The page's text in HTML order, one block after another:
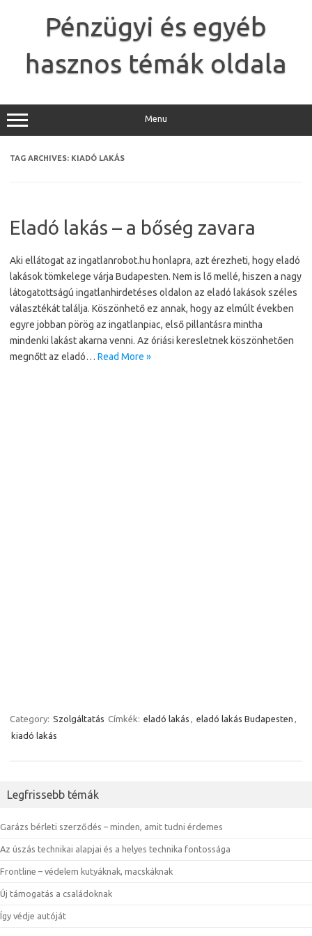
Pénzügyi és egyéb
hasznos témák oldala
Menu
TAG ARCHIVES: KIADÓ LAKÁS
Eladó lakás – a bőség zavara
Aki ellátogat az ingatlanrobot.hu honlapra, azt érezheti, hogy eladó
lakások tömkelege várja Budapesten. Nem is lő mellé, hiszen a nagy
látogatottságú ingatlanhirdetéses oldalon az eladó lakások széles
választékát találja. Köszönhető ez annak, hogy az elmúlt években
egyre jobban pörög az ingatlanpiac, első pillantásra mintha
mindenki lakást akarna venni. Az óriási keresletnek köszönhetően
megnőtt az eladó… Read More »
Category: Szolgáltatás Címkék: eladó lakás , eladó lakás Budapesten ,
kiadó lakás
Legfrissebb témák
Garázs bérleti szerződés – minden, amit tudni érdemes
Az úszás technikai alapjai és a helyes technika fontossága
Frontline – védelem kutyáknak, macskáknak
Új támogatás a családoknak
Így védje autóját